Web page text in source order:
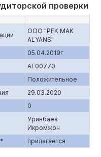
проверки
ООО "PFK MAK
ALYANS"
05.04.2019г
AF00770
Положительное
29.03.2020
0
Уринбаев
Икромжон
прилагается